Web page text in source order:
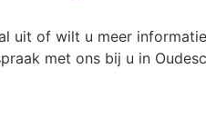
uit of wilt u meer
met ons bij u in